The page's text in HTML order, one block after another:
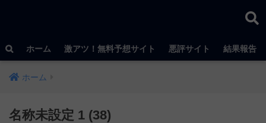
ホーム 激アツ！無料予想サイト 悪評サイト 結果報告
ホーム
名称未設定 1 (38)